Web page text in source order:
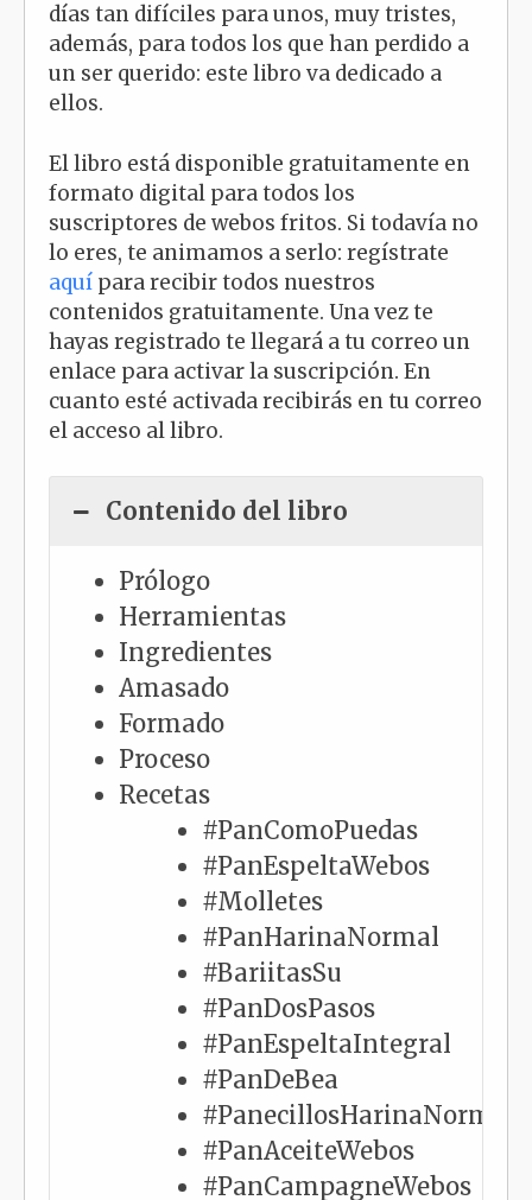
días tan difíciles para unos, muy tristes,
además, para todos los que han perdido a
un ser querido: este libro va dedicado a
ellos.
El libro está disponible gratuitamente en
formato digital para todos los
suscriptores de webos fritos. Si todavía no
lo eres, te animamos a serlo: regístrate
aquí para recibir todos nuestros
contenidos gratuitamente. Una vez te
hayas registrado te llegará a tu correo un
enlace para activar la suscripción. En
cuanto esté activada recibirás en tu correo
el acceso al libro.
Contenido del libro
Prólogo
Herramientas
Ingredientes
Amasado
Formado
Proceso
Recetas
#PanComoPuedas
#PanEspeltaWebos
#Molletes
#PanHarinaNormal
#BariitasSu
#PanDosPasos
#PanEspeltaIntegral
#PanDeBea
#PanAceiteWebos
#PanCampagneWebos